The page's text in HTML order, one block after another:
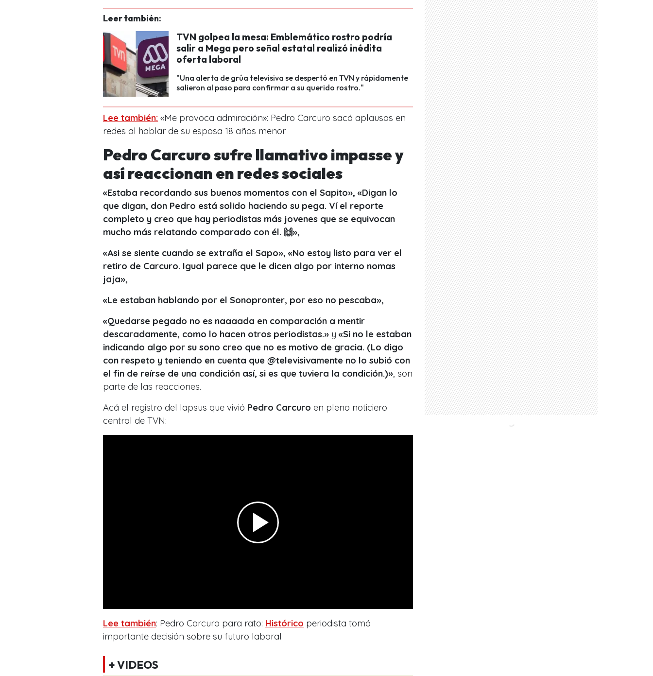
Leer también:
TVN golpea la mesa: Emblemático rostro podría
salir a Mega pero señal estatal realizó inédita
oferta laboral
"Una alerta de grúa televisiva se despertó en TVN y rápidamente
salieron al paso para confirmar a su querido rostro."
Lee también: «Me provoca admiración»: Pedro Carcuro sacó aplausos en
redes al hablar de su esposa 18 años menor
Pedro Carcuro sufre llamativo impasse y
así reaccionan en redes sociales
«Estaba recordando sus buenos momentos con el Sapito», «Digan lo
que digan, don Pedro está solido haciendo su pega. Ví el reporte
completo y creo que hay periodistas más jovenes que se equivocan
mucho más relatando comparado con él. 🙌»,
«Asi se siente cuando se extraña el Sapo», «No estoy listo para ver el
retiro de Carcuro. Igual parece que le dicen algo por interno nomas
jaja»,
«Le estaban hablando por el Sonopronter, por eso no pescaba»,
«Quedarse pegado no es naaaada en comparación a mentir
descaradamente, como lo hacen otros periodistas.» y «Si no le estaban
indicando algo por su sono creo que no es motivo de gracia. (Lo digo
con respeto y teniendo en cuenta que @televisivamente no lo subió con
el fin de reírse de una condición así, si es que tuviera la condición.)» , son
parte de las reacciones.
Acá el registro del lapsus que vivió Pedro Carcuro en pleno noticiero
central de TVN:
Lee también: Pedro Carcuro para rato: Histórico periodista tomó
importante decisión sobre su futuro laboral
+ VIDEOS